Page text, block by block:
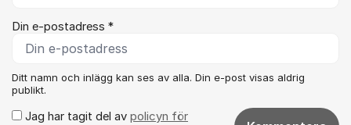
Din e-postadress *
Ditt namn och inlägg kan ses av alla. Din e-post visas aldrig
publikt.
Jag har tagit del av policyn för